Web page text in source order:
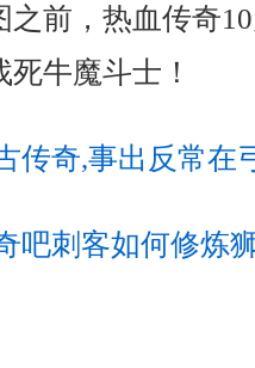
之前，热血传奇
牛魔斗士！
传奇,事出反常在
吧刺客如何修炼